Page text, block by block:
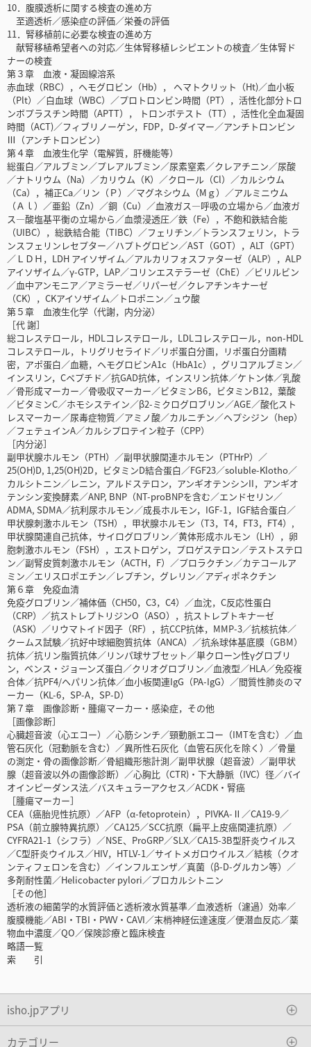
10．腹膜透析に関する検査の進め方
至適透析／感染症の評価／栄養の評価
11．腎移植前に必要な検査の進め方
献腎移植希望者への対応／生体腎移植レシピエントの検査／生体腎ド
ナーの検査
第３章 血液・凝固線溶系
赤血球（RBC），ヘモグロビン（Hb）， ヘマトクリット（Ht)／血小板
（Plt）／白血球（WBC）／プロトロンビン時間（PT），活性化部分トロ
ンボプラスチン時間（APTT）， トロンボテスト（TT），活性化全血凝固
時間（ACT)／フィブリノーゲン，FDP，D-ダイマー／アンチトロンビン
Ⅲ（アンチトロンビン）
第４章 血液生化学（電解質，肝機能等）
総蛋白／アルブミン／プレアルブミン／尿素窒素／クレアチニン／尿酸
／ナトリウム（Na）／カリウム（K）／クロール（Cl）／カルシウム
（Ca），補正Ca／リン（Ｐ）／マグネシウム（Mｇ）／アルミニウム
（Ａｌ）／亜鉛（Zn）／銅（Cu）／血液ガス―呼吸の立場から／血液ガ
ス―酸塩基平衡の立場から／血漿浸透圧／鉄（Fe），不飽和鉄結合能
（UIBC），総鉄結合能（TIBC）／フェリチン／トランスフェリン，トラ
ンスフェリンレセプター／ハプトグロビン／AST（GOT），ALT（GPT）
／ＬＤＨ，LDH アイソザイム／アルカリフォスファターゼ（ALP），ALP
アイソザイム／γ-GTP，LAP／コリンエステラーゼ（ChE）／ビリルビン
／血中アンモニア／アミラーゼ／リパーゼ／クレアチンキナーゼ
（CK），CKアイソザイム／トロポニン／ュウ酸
第５章 血液生化学（代謝，内分泌）
［代 謝］
総コレステロール，HDLコレステロール，LDLコレステロール，non-HDL
コレステロール，トリグリセライド／リポ蛋白分画，リポ蛋白分画精
密，アポ蛋白／血糖，ヘモグロビンA1c（HbA1c），グリコアルブミン／
インスリン，Cペプチド／抗GAD抗体，インスリン抗体／ケトン体／乳酸
／骨形成マーカー／骨吸収マーカー／ビタミンB6，ビタミンB12，葉酸
／ビタミンC／ホモシステイン／β2-ミクログロブリン／AGE／酸化スト
レスマーカー／尿毒症物質／アミノ酸／カルニチン／ヘプシジン（hep）
／フェテュインA／カルシプロテイン粒子（CPP）
［内分泌］
副甲状腺ホルモン（PTH）／副甲状腺関連ホルモン（PTHrP）／
25(OH)D, 1,25(OH)2D，ビタミンD結合蛋白／FGF23／soluble-Klotho／
カルシトニン／レニン，アルドステロン，アンギオテンシンII，アンギオ
テンシン変換酵素／ANP, BNP（NT-proBNPを含む／エンドセリン／
ADMA, SDMA／抗利尿ホルモン／成長ホルモン，IGF-1，IGF結合蛋白／
甲状腺刺激ホルモン（TSH），甲状腺ホルモン（T3，T4，FT3，FT4）,
甲状腺関連自己抗体，サイログロブリン／黄体形成ホルモン（LH），卵
胞刺激ホルモン（FSH），エストロゲン，プロゲステロン／テストステロ
ン／副腎皮質刺激ホルモン（ACTH，F）／プロラクチン／カテコールア
ミン／エリスロポエチン／レプチン，グレリン／アディポネクチン
第６章 免疫血清
免疫グロブリン／補体価（CH50，C3，C4）／血沈，C反応性蛋白
（CRP）／抗ストレプトリジンO（ASO），抗ストレプトキナーゼ
（ASK）／リウマトイド因子（RF），抗CCP抗体，MMP-3／抗核抗体／
クームス試験／抗好中球細胞質抗体（ANCA）／抗糸球体基底膜（GBM）
抗体／抗リン脂質抗体／リンパ球サブセット／単クローン性γグロブリ
ン，ベンス・ジョーンズ蛋白／クリオグロブリン／血液型／HLA／免疫複
合体／抗PF4/ヘパリン抗体／血小板関連IgG（PA-IgG）／間質性肺炎のマ
ーカー（KL-6，SP-A，SP-D）
第７章 画像診断・腫瘍マーカー・感染症，その他
［画像診断］
心臓超音波（心エコー）／心筋シンチ／頸動脈エコー（IMTを含む）／血
管石灰化（冠動脈を含む）／異所性石灰化（血管石灰化を除く）／骨量
の測定・骨の画像診断／骨組織形態計測／副甲状腺（超音波）／副甲状
腺（超音波以外の画像診断）／心胸比（CTR)・下大静脈（IVC）径／バイ
オインピーダンス法／バスキュラーアクセス／ACDK・腎癌
［腫瘍マーカー］
CEA（癌胎児性抗原）／AFP（α-fetoprotein），PIVKA-Ⅱ／CA19-9／
PSA（前立腺特異抗原）／CA125／SCC抗原（扁平上皮癌関連抗原）／
CYFRA21-1（シフラ）／NSE、ProGRP／SLX／CA15-3B型肝炎ウイルス
／C型肝炎ウイルス／HIV，HTLV-1／サイトメガロウイルス／結核（クオ
ンティフェロンを含む）／インフルエンザ／真菌（β-D-グルカン等）／
多剤耐性菌／Helicobacter pylori／プロカルシトニン
［その他］
透析液の細菌学的水質評価と透析液水質基準／血液透析（濾過）効率／
腹膜機能／ABI・TBI・PWV・CAVI／末梢神経伝達速度／便潜血反応／薬
物血中濃度／QO／保険診療と臨床検査
略語一覧
索 引
isho.jpアプリ
カテゴリー